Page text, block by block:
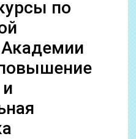
по
Академии